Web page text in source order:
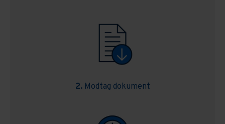
2.Modtag dokument